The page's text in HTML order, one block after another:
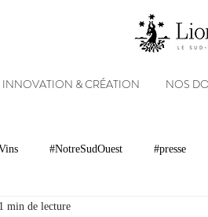
INNOVATION & CRÉATION NOS
#NotreSudOuest #presse
Vins Armagnacs
1 min de lecture